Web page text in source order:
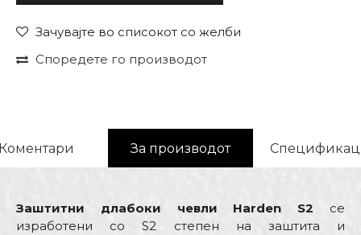
Зачувајте во списокот со желби
Споредете го производот
За производот
Заштитни длабоки чевли Harden S2 се
изработени со S2 степен на заштита и